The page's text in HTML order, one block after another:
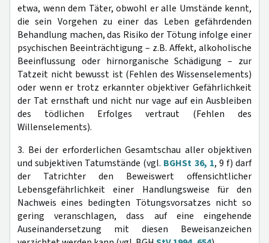
etwa, wenn dem Täter, obwohl er alle Umstände kennt,
die sein Vorgehen zu einer das Leben gefährdenden
Behandlung machen, das Risiko der Tötung infolge einer
psychischen Beeinträchtigung – z.B. Affekt, alkoholische
Beeinflussung oder hirnorganische Schädigung – zur
Tatzeit nicht bewusst ist (Fehlen des Wissenselements)
oder wenn er trotz erkannter objektiver Gefährlichkeit
der Tat ernsthaft und nicht nur vage auf ein Ausbleiben
des tödlichen Erfolges vertraut (Fehlen des
Willenselements).
3. Bei der erforderlichen Gesamtschau aller objektiven
und subjektiven Tatumstände (vgl. BGHSt 36, 1, 9 f) darf
der Tatrichter den Beweiswert offensichtlicher
Lebensgefährlichkeit einer Handlungsweise für den
Nachweis eines bedingten Tötungsvorsatzes nicht so
gering veranschlagen, dass auf eine eingehende
Auseinandersetzung mit diesen Beweisanzeichen